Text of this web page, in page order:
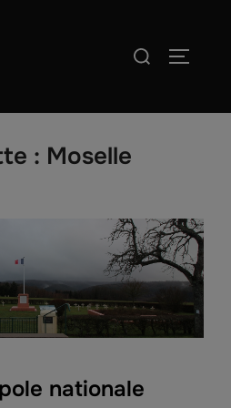
Rechercher :
: Moselle
nationale